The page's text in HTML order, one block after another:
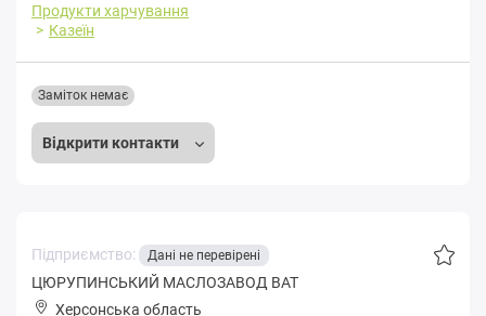
Продукти харчування
Казеїн
Відкрити контакти
Заміток немає
Підприємство: Дані не перевірені
ЦЮРУПИНСЬКИЙ МАСЛОЗАВОД ВАТ
Херсонська область